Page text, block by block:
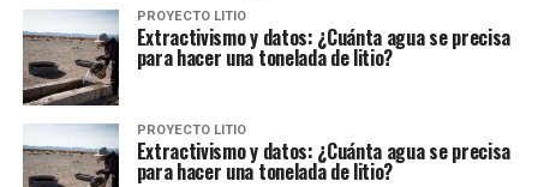
PROYECTO LITIO
Extractivismo y datos: ¿Cuánta agua se precisa
para hacer una tonelada de litio?
PROYECTO LITIO
Extractivismo y datos: ¿Cuánta agua se precisa
para hacer una tonelada de litio?